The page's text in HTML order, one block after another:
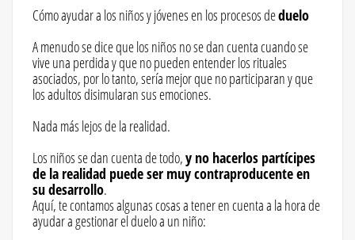
Cómo ayudar a los niños y jóvenes en los procesos deduelo
A menudo se dice que los niños no se dan cuenta cuando se
vive una perdida y que no pueden entender los rituales
asociados, por lo tanto, sería mejor que no participaran y que
los adultos disimularan sus emociones.
Nada más lejos de la realidad.
Los niños se dan cuenta de todo,y no hacerlos partícipes
de la realidad puede ser muy contraproducente en
su desarrollo.
Aquí, te contamos algunas cosas a tener en cuenta a la hora de
ayudar a gestionar el duelo a un niño: